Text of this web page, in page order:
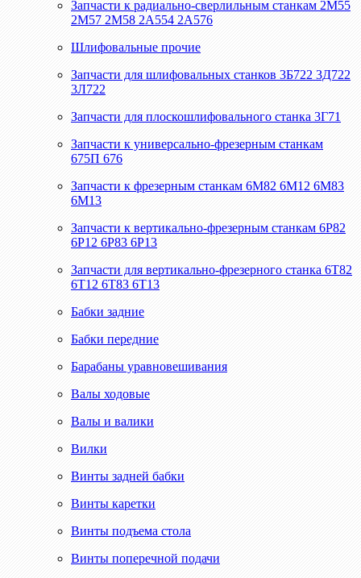
Запчасти к радиально-сверлильным станкам 2М55
2М57 2М58 2А554 2А576
Шлифовальные прочие
Запчасти для шлифовальных станков 3Б722 3Д722
3Л722
Запчасти для плоскошлифовального станка 3Г71
Запчасти к универсально-фрезерным станкам
675П 676
Запчасти к фрезерным станкам 6М82 6М12 6М83
6М13
Запчасти к вертикально-фрезерным станкам 6Р82
6Р12 6Р83 6Р13
Запчасти для вертикально-фрезерного станка 6Т82
6Т12 6Т83 6Т13
Бабки задние
Бабки передние
Барабаны уравновешивания
Валы ходовые
Валы и валики
Вилки
Винты задней бабки
Винты каретки
Винты подъема стола
Винты поперечной подачи